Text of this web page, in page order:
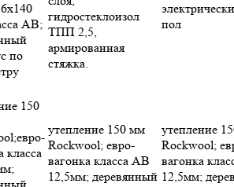
АВ;
по
гидростеклоизол
ТПП 2,5,
армированная
стяжка.
пол
150
класса
утепление 150 мм
Rockwool; евро-
вагонка класса АВ
12,5мм; деревянный
утепление
Rockwool;
вагонка
12,5мм;